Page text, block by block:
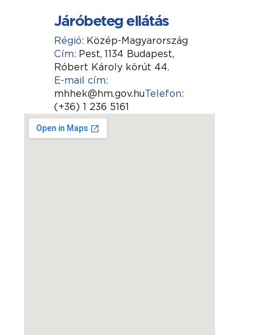
Járóbeteg ellátás
Régió: Közép-Magyarország
Cím: Pest, 1134 Budapest,
Róbert Károly körút 44.
E-mail cím:
mhhek@hm.gov.huTelefon:
(+36) 1 236 5161